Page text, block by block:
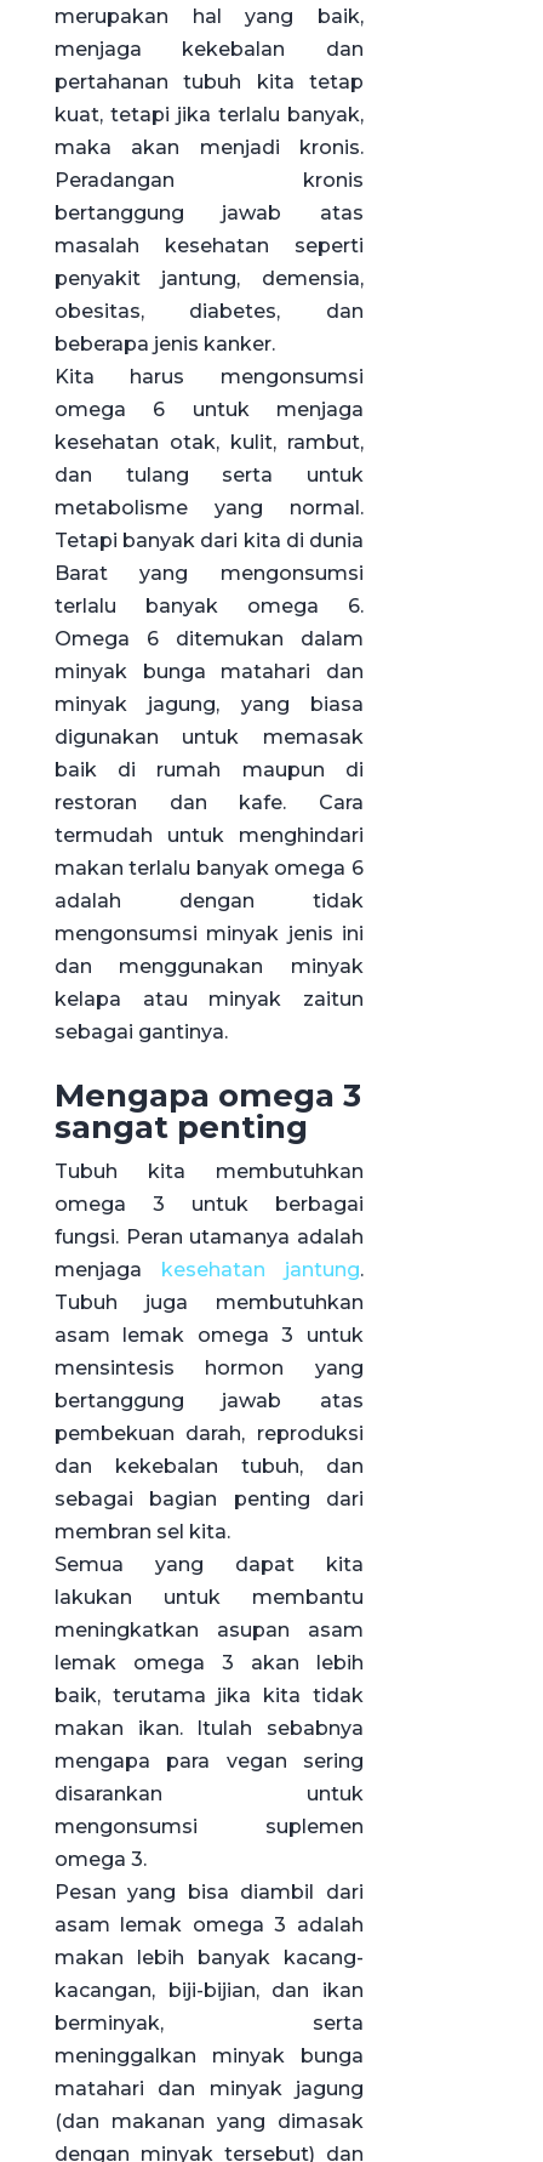
merupakan hal yang baik,
menjaga kekebalan dan
pertahanan tubuh kita tetap
kuat, tetapi jika terlalu banyak,
maka akan menjadi kronis.
Peradangan kronis
bertanggung jawab atas
masalah kesehatan seperti
penyakit jantung, demensia,
obesitas, diabetes, dan
beberapa jenis kanker.
Kita harus mengonsumsi
omega 6 untuk menjaga
kesehatan otak, kulit, rambut,
dan tulang serta untuk
metabolisme yang normal.
Tetapi banyak dari kita di dunia
Barat yang mengonsumsi
terlalu banyak omega 6.
Omega 6 ditemukan dalam
minyak bunga matahari dan
minyak jagung, yang biasa
digunakan untuk memasak
baik di rumah maupun di
restoran dan kafe. Cara
termudah untuk menghindari
makan terlalu banyak omega 6
adalah dengan tidak
mengonsumsi minyak jenis ini
dan menggunakan minyak
kelapa atau minyak zaitun
sebagai gantinya.
Mengapa omega 3
sangat penting
Tubuh kita membutuhkan
omega 3 untuk berbagai
fungsi. Peran utamanya adalah
menjaga kesehatan jantung.
Tubuh juga membutuhkan
asam lemak omega 3 untuk
mensintesis hormon yang
bertanggung jawab atas
pembekuan darah, reproduksi
dan kekebalan tubuh, dan
sebagai bagian penting dari
membran sel kita.
Semua yang dapat kita
lakukan untuk membantu
meningkatkan asupan asam
lemak omega 3 akan lebih
baik, terutama jika kita tidak
makan ikan. Itulah sebabnya
mengapa para vegan sering
disarankan untuk
mengonsumsi suplemen
omega 3.
Pesan yang bisa diambil dari
asam lemak omega 3 adalah
makan lebih banyak kacang-
kacangan, biji-bijian, dan ikan
berminyak, serta
meninggalkan minyak bunga
matahari dan minyak jagung
(dan makanan yang dimasak
dengan minyak tersebut) dan